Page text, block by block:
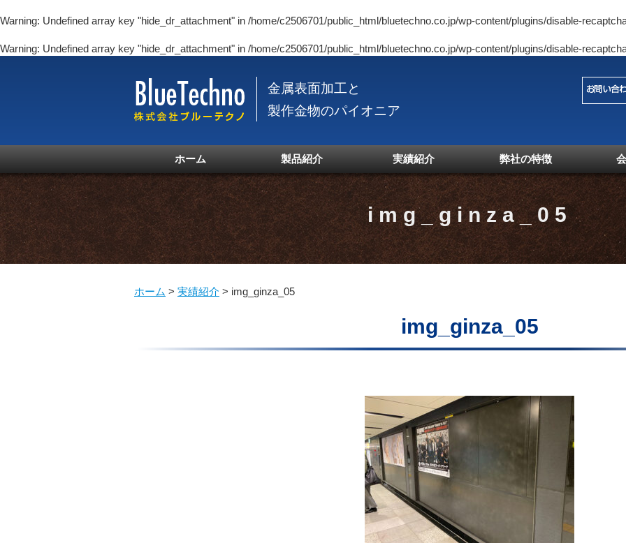
Warning: Undefined array key "hide_dr_attachment" in /home/c2506701/public_html/bluetechno.co.jp/wp-content/plugins/disable-
Warning: Undefined array key "hide_dr_attachment" in /home/c2506701/public_html/bluetechno.co.jp/wp-content/plugins/disable-
金属表面加工と
製作金物のパイオニア
ホーム 製品紹介 実績紹介 弊社の特徴
img_ginza_05
ホーム > 実績紹介 > img_ginza_05
img_ginza_05